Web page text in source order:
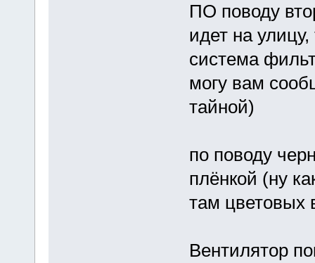
ПО поводу
идет на
система
могу вам
тайной)
по поводу
плёнкой (ну
там цветовых
Вентилятор